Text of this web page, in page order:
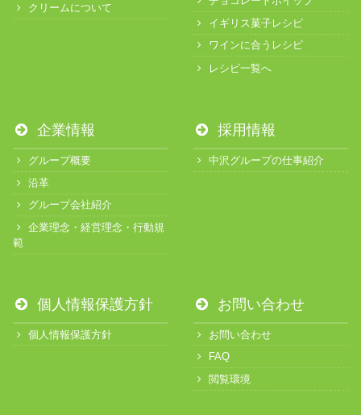
クリームについて
イギリス菓子レシピ
ワインに合うレシピ
レシピ一覧へ
企業情報
グループ概要
沿革
グループ会社紹介
企業理念・経営理念・行動規
範
採用情報
中沢グループの仕事紹介
個人情報保護方針
個人情報保護方針
お問い合わせ
お問い合わせ
FAQ
閲覧環境